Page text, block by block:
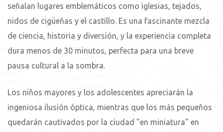
señalan lugares emblemáticos como iglesias, tejados,
nidos de cigüeñas y el castillo. Es una fascinante mezcla
de ciencia, historia y diversión, y la experiencia completa
dura menos de 30 minutos, perfecta para una breve
pausa cultural a la sombra.
Los niños mayores y los adolescentes apreciarán la
ingeniosa ilusión óptica, mientras que los más pequeños
quedarán cautivados por la ciudad "en miniatura" en